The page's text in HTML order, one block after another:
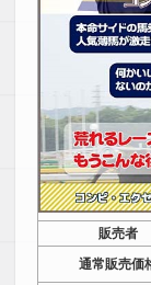
販売者
通常販売価